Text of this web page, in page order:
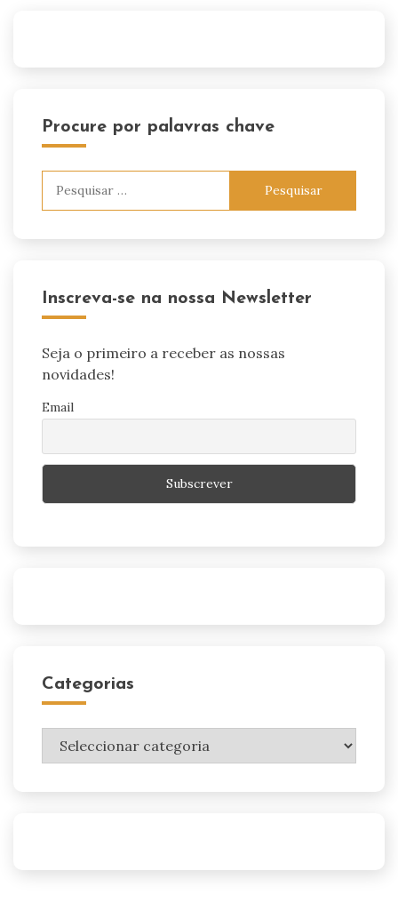
Procure por palavras chave
Inscreva-se na nossa Newsletter
Seja o primeiro a receber as nossas
novidades!
Email
Categorias
Categorias